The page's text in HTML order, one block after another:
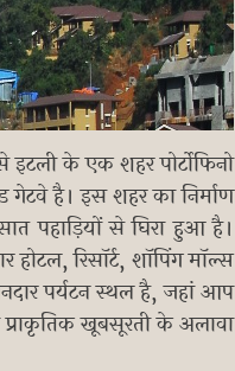
के एक शहर पोर्टोफिनो
है। इस शहर का निर्माण
पहाड़ियों से घिरा हुआ है।
रिसॉर्ट, शॉपिंग मॉल्स
पर्यटन स्थल है, जहां आप
खूबसूरती के अलावा